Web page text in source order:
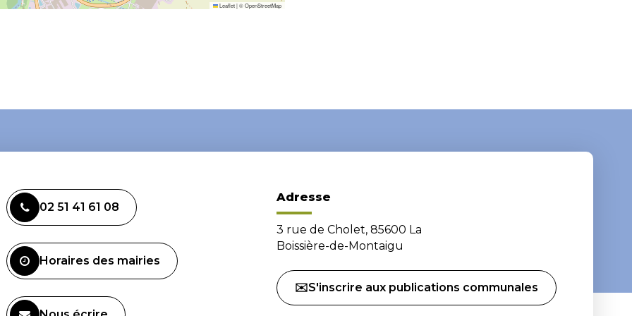
Leaflet|©OpenStreetMap
02 51 41 61 08
Horaires des mairies
Adresse
3 rue de Cholet, 85600 La
Boissière-de-Montaigu
✉️S'inscrire aux publications communales